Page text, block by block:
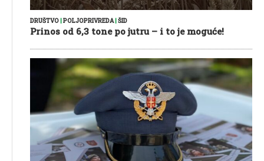
DRUŠTVO|POLJOPRIVREDA|ŠID
Prinos od 6,3 tone po jutru – i to je moguće!